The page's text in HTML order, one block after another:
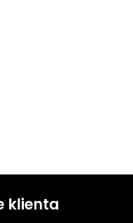
klienta